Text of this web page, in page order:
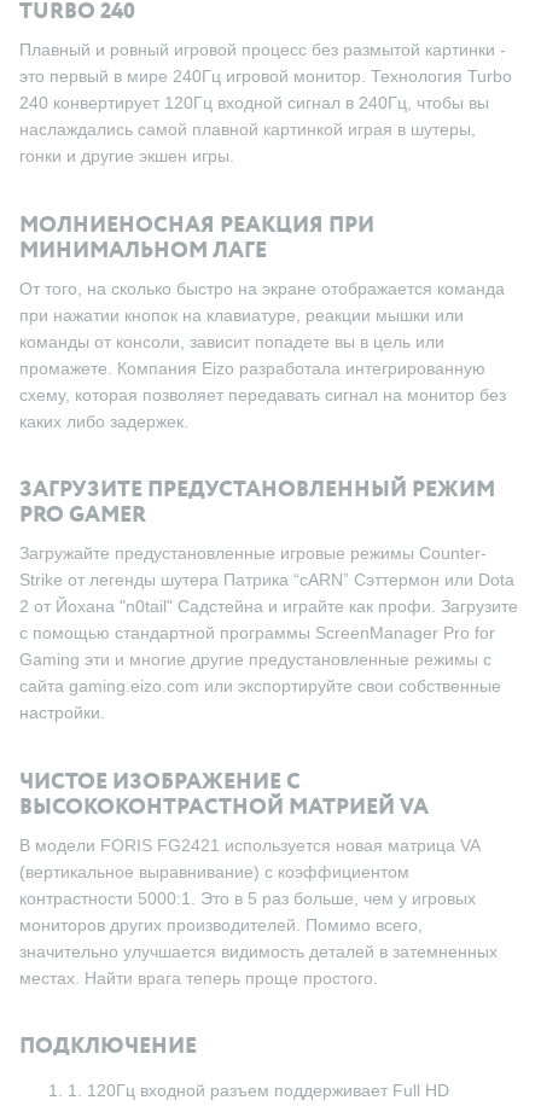
TURBO 240
Плавный и ровный игровой процесс без размытой картинки -
это первый в мире 240Гц игровой монитор. Технология Turbo
240 конвертирует 120Гц входной сигнал в 240Гц, чтобы вы
наслаждались самой плавной картинкой играя в шутеры,
гонки и другие экшен игры.
МОЛНИЕНОСНАЯ РЕАКЦИЯ ПРИ
МИНИМАЛЬНОМ ЛАГЕ
От того, на сколько быстро на экране отображается команда
при нажатии кнопок на клавиатуре, реакции мышки или
команды от консоли, зависит попадете вы в цель или
промажете. Компания Eizo разработала интегрированную
схему, которая позволяет передавать сигнал на монитор без
каких либо задержек.
ЗАГРУЗИТЕ ПРЕДУСТАНОВЛЕННЫЙ РЕЖИМ
PRO GAMER
Загружайте предустановленные игровые режимы Counter-
Strike от легенды шутера Патрика “cARN” Сэттермон или Dota
2 от Йохана "n0tail" Садстейна и играйте как профи. Загрузите
с помощью стандартной программы ScreenManager Pro for
Gaming эти и многие другие предустановленные режимы с
сайта gaming.eizo.com или экспортируйте свои собственные
настройки.
ЧИСТОЕ ИЗОБРАЖЕНИЕ С
ВЫСОКОКОНТРАСТНОЙ МАТРИЕЙ VA
В модели FORIS FG2421 используется новая матрица VA
(вертикальное выравнивание) с коэффициентом
контрастности 5000:1. Это в 5 раз больше, чем у игровых
мониторов других производителей. Помимо всего,
значительно улучшается видимость деталей в затемненных
местах. Найти врага теперь проще простого.
ПОДКЛЮЧЕНИЕ
1. 120Гц входной разъем поддерживает Full HD